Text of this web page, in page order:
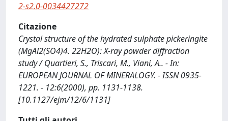
2-s2.0-0034427272
Citazione
Crystal structure of the hydrated sulphate pickeringite
(MgAl2(SO4)4. 22H2O): X-ray powder diffraction
study / Quartieri, S., Triscari, M., Viani, A.. - In:
EUROPEAN JOURNAL OF MINERALOGY. - ISSN 0935-
1221. - 12:6(2000), pp. 1131-1138.
[10.1127/ejm/12/6/1131]